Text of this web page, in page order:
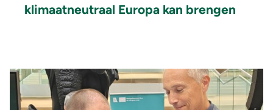
klimaatneutraal Europa kan brengen